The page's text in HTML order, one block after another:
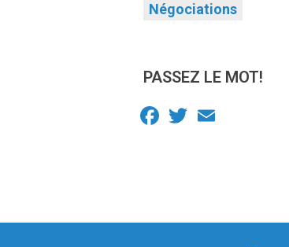
Négociations
PASSEZ LE MOT!
Facebook
Twitter